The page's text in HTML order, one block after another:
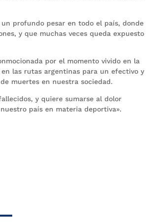
profundo pesar en todo el país, donde
y que muchas veces queda expuesto
por el momento vivido en la
las rutas argentinas para un efectivo y
muertes en nuestra sociedad.
y quiere sumarse al dolor
país en materia deportiva».